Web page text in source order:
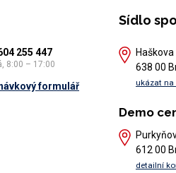
255 447
8:00 – 17:00
formulář
Sídlo
638 00
ukázat na
Demo
612 00
detailní